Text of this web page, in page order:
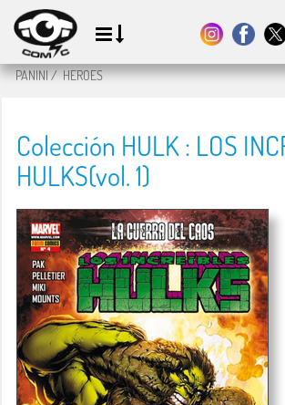
PANINI/HEROES
Colección HULK : LOS
HULKS(vol. 1)